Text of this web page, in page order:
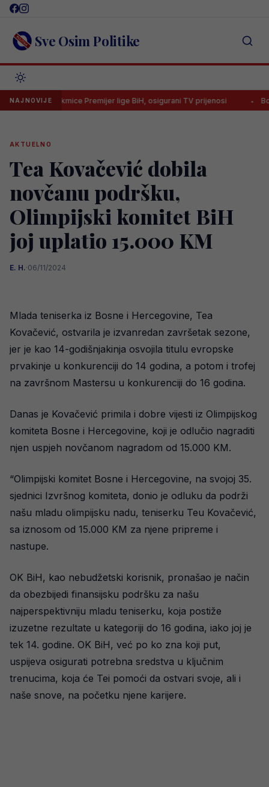
Skip
content Sve Osim Politike
NAJNOVIJE
utakmice Premijer lige BiH, osigurani TV prijenosi Bomba
AKTUELNO
Tea Kovačević dobila
novčanu podršku,
Olimpijski komitet BiH
joj uplatio 15.000 KM
E. H.·06/11/2024
Mlada teniserka iz Bosne i Hercegovine, Tea
Kovačević, ostvarila je izvanredan završetak sezone,
jer je kao 14-godišnjakinja osvojila titulu evropske
prvakinje u konkurenciji do 14 godina, a potom i trofej
na završnom Mastersu u konkurenciji do 16 godina.
Danas je Kovačević primila i dobre vijesti iz Olimpijskog
komiteta Bosne i Hercegovine, koji je odlučio nagraditi
njen uspjeh novčanom nagradom od 15.000 KM.
“Olimpijski komitet Bosne i Hercegovine, na svojoj 35.
sjednici Izvršnog komiteta, donio je odluku da podrži
našu mladu olimpijsku nadu, teniserku Teu Kovačević,
sa iznosom od 15.000 KM za njene pripreme i
nastupe.
OK BiH, kao nebudžetski korisnik, pronašao je način
da obezbijedi finansijsku podršku za našu
najperspektivniju mladu teniserku, koja postiže
izuzetne rezultate u kategoriji do 16 godina, iako joj je
tek 14. godine. OK BiH, već po ko zna koji put,
uspijeva osigurati potrebna sredstva u ključnim
trenucima, koja će Tei pomoći da ostvari svoje, ali i
naše snove, na početku njene karijere.